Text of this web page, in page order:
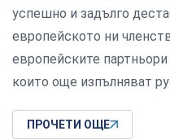
успешно и задълго
европейското ни
европейските
които още изпълняват
ПРОЧЕТИ ОЩЕ